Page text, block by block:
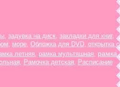
, задувка на диск, закладки для книг,
, море, Обложка для DVD, открытка с
летняя, рамка мультяшная, рамка
, Рамочка детская, Расписание